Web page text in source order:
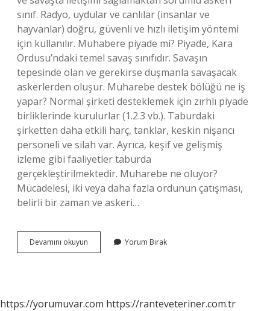
sınıf. Radyo, uydular ve canlılar (insanlar ve
hayvanlar) doğru, güvenli ve hızlı iletişim yöntemi
için kullanılır. Muhabere piyade mi? Piyade, Kara
Ordusu’ndaki temel savaş sınıfıdır. Savaşın
tepesinde olan ve gerekirse düşmanla savaşacak
askerlerden oluşur. Muharebe destek bölüğü ne iş
yapar? Normal şirketi desteklemek için zırhlı piyade
birliklerinde kurulurlar (1.2.3 vb.). Taburdaki
şirketten daha etkili harç, tanklar, keskin nişancı
personeli ve silah var. Ayrıca, keşif ve gelişmiş
izleme gibi faaliyetler taburda
gerçekleştirilmektedir. Muharebe ne oluyor?
Mücadelesi, iki veya daha fazla ordunun çatışması,
belirli bir zaman ve askeri…
Devamını okuyun Muharebe
Ne
Yorum Bırak
https://yorumuvar.com https://ranteveteriner.com.tr